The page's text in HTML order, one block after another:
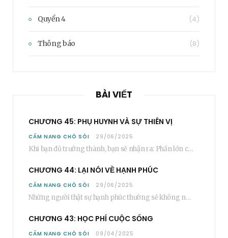
Quyển 4 (4)
Thông báo (8)
BÀI VIẾT
CHƯƠNG 45: PHỤ HUYNH VÀ SỰ THIÊN VỊ
CẨM NANG CHÓ SÓI 29/06/2025
Khi bạn đủ trưởng thành, bạn sẽ nhận ra: Phần lớn các bậc phụ huynh…
CHƯƠNG 44: LẠI NÓI VỀ HẠNH PHÚC
CẨM NANG CHÓ SÓI 29/06/2025
Những người thật sự hạnh phúc thường sẽ không nói cụ thể rằng bạn “phải”…
CHƯƠNG 43: HỌC PHÍ CUỘC SỐNG
CẨM NANG CHÓ SÓI 09/04/2025